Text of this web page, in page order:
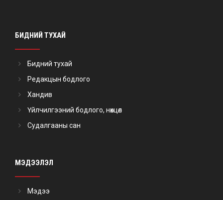
БИДНИЙ ТУХАЙ
Бидний тухай
Редакцын бодлого
Хандив
Үйлчилгээний бодлого, нөхцөл
Судалгааны сан
МЭДЭЭЛЭЛ
Мэдээ